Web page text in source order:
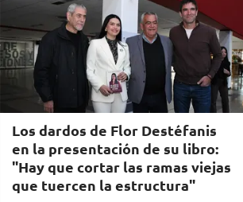
Los dardos de Flor Destéfanis
en la presentación de su libro:
"Hay que cortar las ramas viejas
que tuercen la estructura"